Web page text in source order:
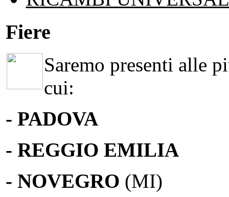
Fiere
Saremo presenti alle
cui:
- PADOVA
- REGGIO EMILIA
- NOVEGRO (MI)